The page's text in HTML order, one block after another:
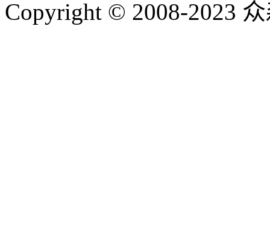
Copyright © 2008-2023